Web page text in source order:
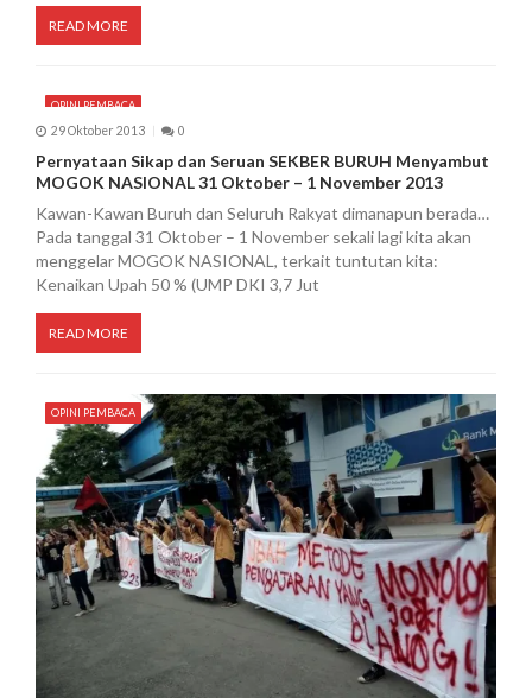
READ MORE
OPINI PEMBACA
29 Oktober 2013 0
Pernyataan Sikap dan Seruan SEKBER BURUH Menyambut
MOGOK NASIONAL 31 Oktober – 1 November 2013
Kawan-Kawan Buruh dan Seluruh Rakyat dimanapun berada…
Pada tanggal 31 Oktober – 1 November sekali lagi kita akan
menggelar MOGOK NASIONAL, terkait tuntutan kita:
Kenaikan Upah 50 % (UMP DKI 3,7 Jut
READ MORE
OPINI PEMBACA